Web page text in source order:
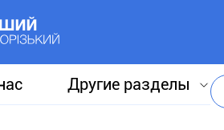
Другие разделы